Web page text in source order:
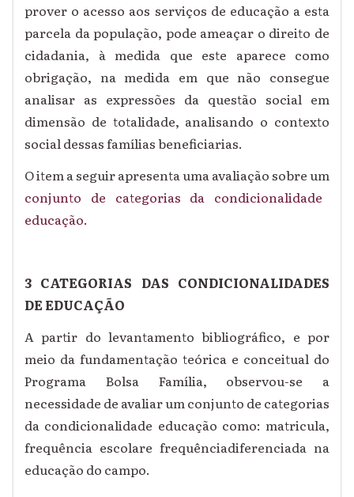
prover o acesso aos serviços de educação a esta
parcela da população, pode ameaçar o direito de
cidadania, à medida que este aparece como
obrigação, na medida em que não consegue
analisar as expressões da questão social em
dimensão de totalidade, analisando o contexto
social dessas famílias beneficiarias.
O item a seguir apresenta uma avaliação sobre um
conjunto de categorias da condicionalidade
educação.
3 CATEGORIAS DAS CONDICIONALIDADES
DE EDUCAÇÃO
A partir do levantamento bibliográfico, e por
meio da fundamentação teórica e conceitual do
Programa Bolsa Família, observou-se a
necessidade de avaliar umconjunto de categorias
da condicionalidade educação como: matricula,
frequência escolare frequênciadiferenciada na
educação do campo.